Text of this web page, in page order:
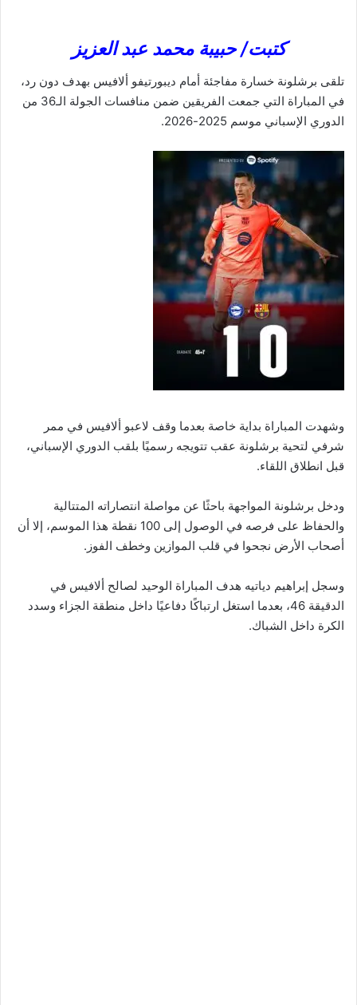
كتبت/ حبيبة محمد عبد العزيز
تلقى برشلونة خسارة مفاجئة أمام ديبورتيفو ألافيس بهدف دون رد،
في المباراة التي جمعت الفريقين ضمن منافسات الجولة الـ36 من
الدوري الإسباني موسم 2025-2026.
وشهدت المباراة بداية خاصة بعدما وقف لاعبو ألافيس في ممر
شرفي لتحية برشلونة عقب تتويجه رسميًا بلقب الدوري الإسباني،
قبل انطلاق اللقاء.
ودخل برشلونة المواجهة باحثًا عن مواصلة انتصاراته المتتالية
والحفاظ على فرصه في الوصول إلى 100 نقطة هذا الموسم، إلا أن
أصحاب الأرض نجحوا في قلب الموازين وخطف الفوز.
وسجل إبراهيم دياتيه هدف المباراة الوحيد لصالح ألافيس في
الدقيقة 46، بعدما استغل ارتباكًا دفاعيًا داخل منطقة الجزاء وسدد
الكرة داخل الشباك.